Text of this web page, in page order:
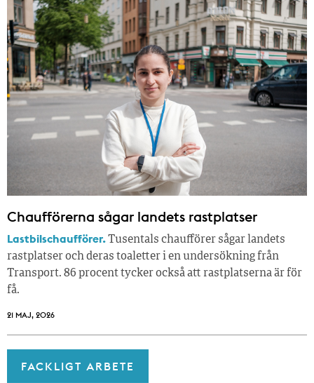
Chaufförerna sågar landets rastplatser
Lastbilschaufförer.Tusentals chaufförer sågar landets
rastplatser och deras toaletter i en undersökning från
Transport. 86 procent tycker också att rastplatserna är för
få.
21 MAJ, 2026
FACKLIGT ARBETE